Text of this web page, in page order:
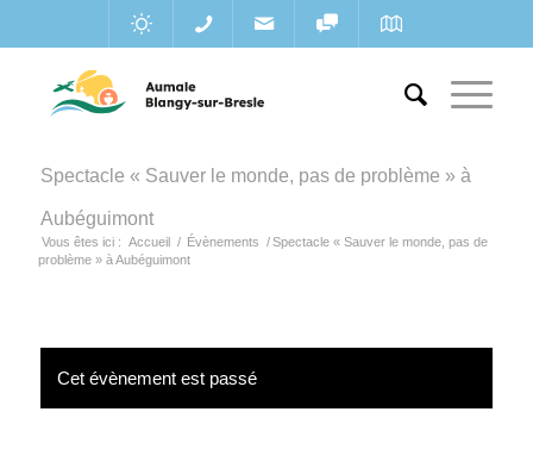
Spectacle « Sauver le monde, pas de problème » à
Aubéguimont
Vous êtes ici : Accueil / Évènements / Spectacle « Sauver le monde, pas de
problème » à Aubéguimont
Cet évènement est passé